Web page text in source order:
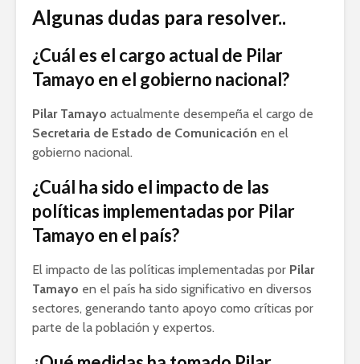
Algunas dudas para resolver..
¿Cuál es el cargo actual de Pilar
Tamayo en el gobierno nacional?
Pilar Tamayo actualmente desempeña el cargo de
Secretaria de Estado de Comunicación en el
gobierno nacional.
¿Cuál ha sido el impacto de las
políticas implementadas por Pilar
Tamayo en el país?
El impacto de las políticas implementadas por Pilar
Tamayo en el país ha sido significativo en diversos
sectores, generando tanto apoyo como críticas por
parte de la población y expertos.